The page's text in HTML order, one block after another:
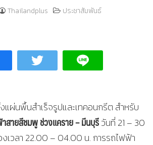
Thailandplus ประชาสัมพันธ์
แผ่นพื้นสำเร็จรูปและเทคอนกรีต สำหรับ
สายสีชมพู ช่วงแคราย – มีนบุรีวันที่ 21 – 30
งเวลา 22.00 – 04.00 น. การรถไฟฟ้า